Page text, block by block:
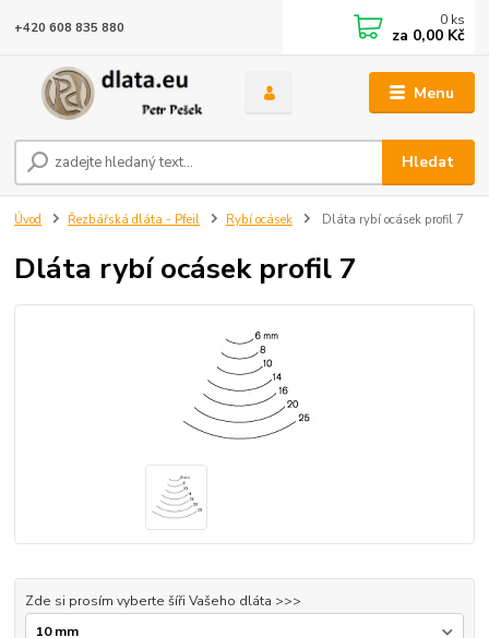
Menu
Hledat
+420 608 835 880 0 ks
za 0,00 Kč
Úvod Řezbářská dláta - Pfeil Rybí ocásek Dláta rybí ocásek profil 7
Dláta rybí ocásek profil 7
Zde si prosím vyberte šíři Vašeho dláta >>>